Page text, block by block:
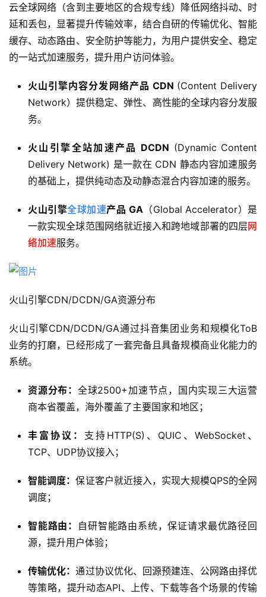
云全球网络（含到主要地区的合规专线）降低网络抖动、时
延和丢包，显著提升传输效率，结合自研的传输优化、智能
缓存、动态路由、安全防护等能力，为用户提供安全、稳定
的一站式加速服务，提升用户访问体验。
火山引擎内容分发网络产品 CDN (Content Delivery
Network）提供稳定、弹性、高性能的全球内容分发服
务。
火山引擎全站加速产品 DCDN (Dynamic Content
Delivery Network) 是一款在 CDN 静态内容加速服务
的基础上，提供纯动态及动静态混合内容加速的服务。
火山引擎全球加速产品 GA （Global Accelerator）是
一款实现全球范围网络就近接入和跨地域部署的四层网
络加速服务。
火山引擎CDN/DCDN/GA资源分布
火山引擎CDN/DCDN/GA通过抖音集团业务和规模化ToB
业务的打磨，已经形成了一套完备且具备规模商业化能力的
系统。
资源分布： 全球2500+加速节点，国内实现三大运营
商本省覆盖，海外覆盖了主要国家和地区；
丰富协议： 支持HTTP(S)、QUIC、WebSocket、
TCP、UDP协议接入；
智能调度：保证客户就近接入，实现大规模QPS的全网
调度；
智能路由： 自研智能路由系统，保证请求最优路径回
源，提升用户体验；
传输优化：通过协议优化、回源预建连、公网路由择优
等策略，提升动态API、上传、下载等各个场景的传输